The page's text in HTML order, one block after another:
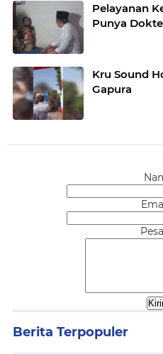
Pelayanan
Punya
Kru Sound
Gapura
Berita Terpopuler